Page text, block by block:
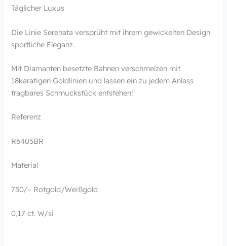
Täglicher Luxus
Die Linie Serenata versprüht mit ihrem gewickelten Design
sportliche Eleganz.
Mit Diamanten besetzte Bahnen verschmelzen mit
18karatigen Goldlinien und lassen ein zu jedem Anlass
tragbares Schmuckstück entstehen!
Referenz
R6405BR
Material
750/– Rotgold/Weißgold
0,17 ct. W/si